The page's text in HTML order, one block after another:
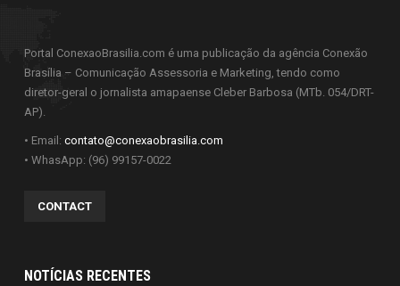
Portal ConexaoBrasilia.com é uma publicação da agência Conexão
Brasília – Comunicação Assessoria e Marketing, tendo como
diretor-geral o jornalista amapaense Cleber Barbosa (MTb. 054/DRT-
AP).
• Email: contato@conexaobrasilia.com
• WhasApp: (96) 99157-0022
CONTACT
NOTÍCIAS RECENTES